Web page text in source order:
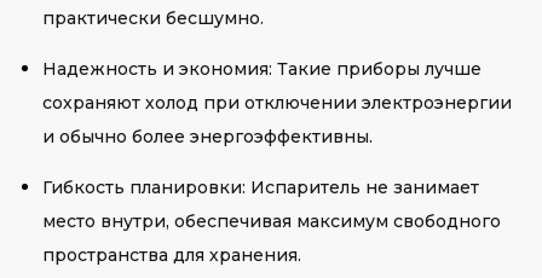
практически бесшумно.
Надежность и экономия: Такие приборы лучше
сохраняют холод при отключении электроэнергии
и обычно более энергоэффективны.
Гибкость планировки: Испаритель не занимает
место внутри, обеспечивая максимум свободного
пространства для хранения.